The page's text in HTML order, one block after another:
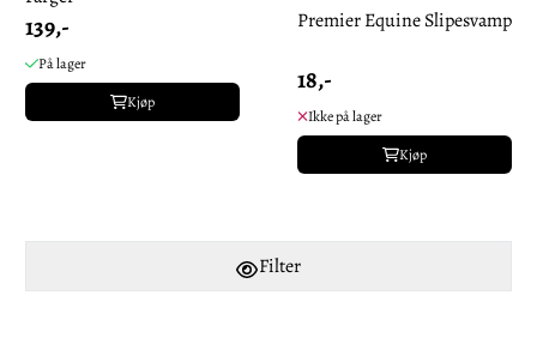
139,-
På lager
Kjøp
Premier Equine Slipesvamp
18,-
Ikke på lager
Kjøp
Filter